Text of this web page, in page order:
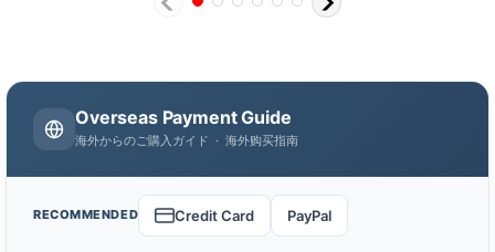
Overseas Payment Guide
海外からのご購入ガイド · 海外购买指南
RECOMMENDED Credit Card PayPal